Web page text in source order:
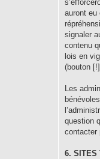
auront
signaler
contenu
lois en
(bouton
Les
question
contacter
6. SITES